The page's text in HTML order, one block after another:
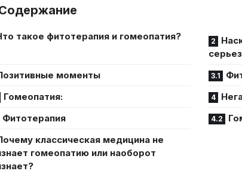
такое фитотерапия и гомеопатия?
моменты
Гомеопатия:
Фитотерапия
классическая медицина не
гомеопатию или наоборот